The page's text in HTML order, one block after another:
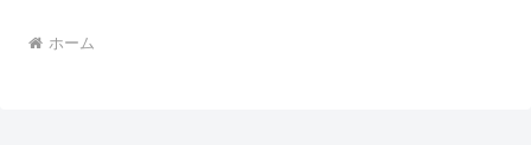
ホーム